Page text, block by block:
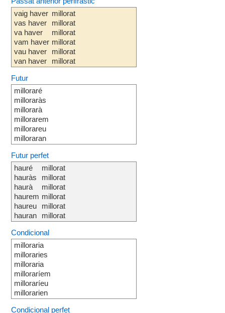
vaig haver
vas haver
va haver
vam haver
vau haver
van haver
millorat
millorat
millorat
millorat
millorat
millorat
Futur
milloraré
milloraràs
millorarà
millorarem
millorareu
milloraran
Futur perfet
hauré
hauràs
haurà
haurem
haureu
hauran
millorat
millorat
millorat
millorat
millorat
millorat
Condicional
milloraria
milloraries
milloraria
milloraríem
milloraríeu
millorarien
Condicional perfet